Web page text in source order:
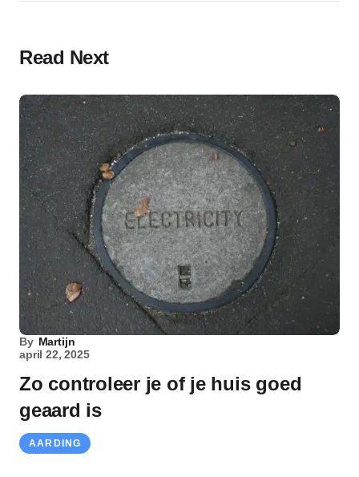
Read Next
By Martijn
april 22, 2025
Zo controleer je of je huis goed
geaard is
AARDING